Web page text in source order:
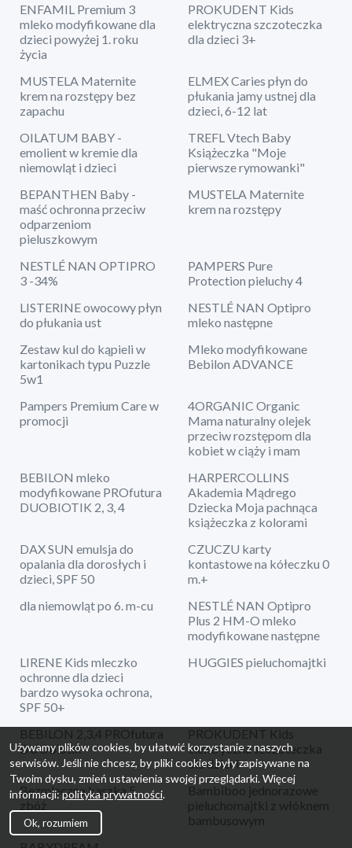
ENFAMIL Premium 3
mleko modyfikowane dla
dzieci powyżej 1. roku
życia
PROKUDENT Kids
elektryczna szczoteczka
dla dzieci 3+
MUSTELA Maternite
krem na rozstępy bez
zapachu
ELMEX Caries płyn do
płukania jamy ustnej dla
dzieci, 6-12 lat
OILATUM BABY -
emolient w kremie dla
niemowląt i dzieci
TREFL Vtech Baby
Książeczka "Moje
pierwsze rymowanki"
BEPANTHEN Baby -
maść ochronna przeciw
odparzeniom
pieluszkowym
MUSTELA Maternite
krem na rozstępy
NESTLÉ NAN OPTIPRO
3 -34%
PAMPERS Pure
Protection pieluchy 4
LISTERINE owocowy płyn
do płukania ust
NESTLÉ NAN Optipro
mleko następne
Zestaw kul do kąpieli w
kartonikach typu Puzzle
5w1
Mleko modyfikowane
Bebilon ADVANCE
Pampers Premium Care w
promocji
4ORGANIC Organic
Mama naturalny olejek
przeciw rozstępom dla
kobiet w ciąży i mam
BEBILON mleko
modyfikowane PROfutura
DUOBIOTIK 2, 3, 4
HARPERCOLLINS
Akademia Mądrego
Dziecka Moja pachnąca
książeczka z kolorami
DAX SUN emulsja do
opalania dla dorosłych i
dzieci, SPF 50
CZUCZU karty
kontastowe na kółeczku 0
m.+
dla niemowląt po 6. m-cu
NESTLÉ NAN Optipro
Plus 2 HM-O mleko
modyfikowane następne
LIRENE Kids mleczko
ochronne dla dzieci
bardzo wysoka ochrona,
SPF 50+
HUGGIES pieluchomajtki
BEBILON 2,3,4 PROfutura
DUObiotik
PROKUDENT Kids
elektryczna szczoteczka
dla dzieci
Bezmleczna kaszka 5
zbóż
Bambiboo jednorazowe
pieluchomajtki z włóknem
bambusowym
Używamy plików cookies, by ułatwić korzystanie z naszych
serwisów. Jeśli nie chcesz, by pliki cookies były zapisywane na
Twoim dysku, zmień ustawienia swojej przeglądarki. Więcej
informacji:polityka prywatności.
Ok, rozumiem